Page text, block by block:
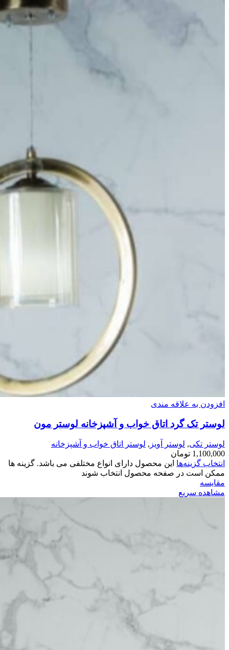
افزودن به علاقه مندی
لوستر تک گرد اتاق خواب و آشپزخانه لوستر مون
لوستر تکی, لوستر آویز , لوستر اتاق خواب و آشپزخانه
1,100,000 تومان
انتخاب گزینه‌ها این محصول دارای انواع مختلفی می باشد. گزینه ها
ممکن است در صفحه محصول انتخاب شوند
مقایسه
مشاهده سریع